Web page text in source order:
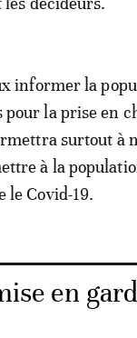
informer la
la prise en
surtout à
à la
le Covid-19.
en